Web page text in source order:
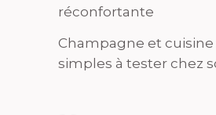
réconfortante
Champagne et cuisine
simples à tester chez